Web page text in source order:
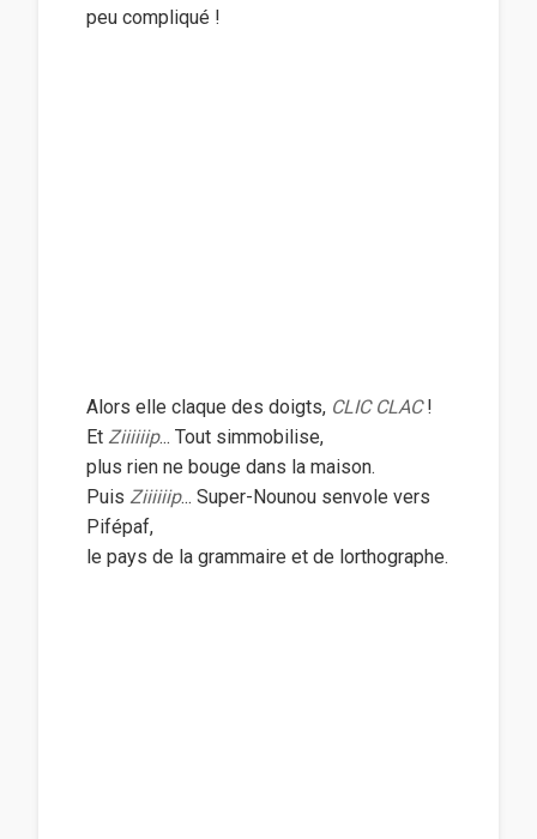
peu compliqué !
Alors elle claque des doigts, CLIC CLAC!
Et Ziiiiiip... Tout simmobilise,
plus rien ne bouge dans la maison.
Puis Ziiiiiip... Super-Nounou senvole vers
Pifépaf,
le pays de la grammaire et de lorthographe.